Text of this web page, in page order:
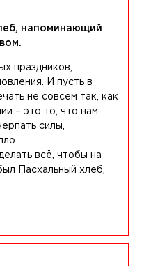
напоминающий
праздников,
И пусть в
не совсем так, как
– это то, что нам
силы,
всё, чтобы на
Пасхальный хлеб,